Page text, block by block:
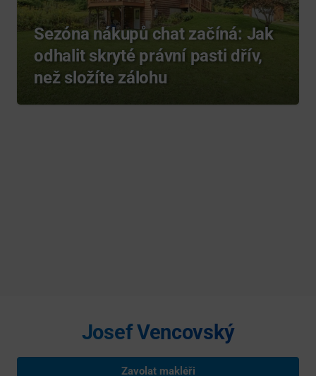
Sezóna nákupů chat začíná: Jak
odhalit skryté právní pasti dřív,
než složíte zálohu
Josef Vencovský
Zavolat makléři